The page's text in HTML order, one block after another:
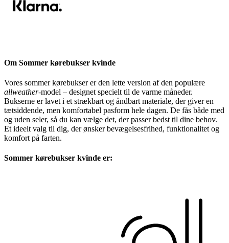
Om Sommer kørebukser kvinde
Vores sommer kørebukser er den lette version af den populære
allweather-model – designet specielt til de varme måneder.
Bukserne er lavet i et strækbart og åndbart materiale, der giver en
tætsiddende, men komfortabel pasform hele dagen. De fås både med
og uden seler, så du kan vælge det, der passer bedst til dine behov.
Et ideelt valg til dig, der ønsker bevægelsesfrihed, funktionalitet og
komfort på farten.
Sommer kørebukser kvinde er: